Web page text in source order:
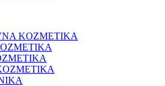
KOZMETIKA